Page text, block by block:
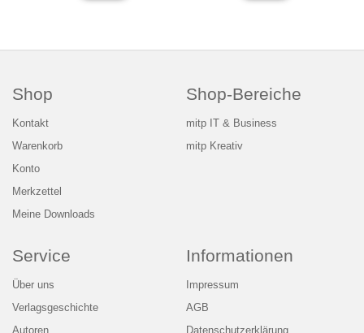
Shop
Kontakt
Warenkorb
Konto
Merkzettel
Meine Downloads
Shop-Bereiche
mitp IT & Business
mitp Kreativ
Service
Über uns
Verlagsgeschichte
Informationen
Impressum
AGB